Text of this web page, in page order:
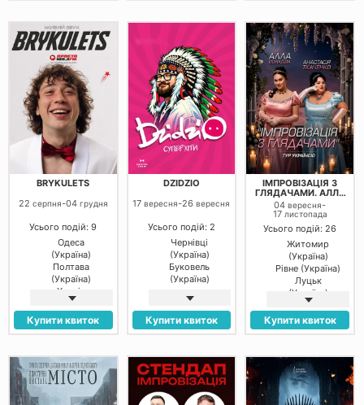
Вінниця
(Україна)
(Україна)
Овідіополь
(Україна)
Білгород-
Дністровський
(Україна)
Ізмаїл
(Україна)
Житомир
(Україна)
Городок
(Україна)
Хорошів
(Україна)
(Україна)
Кривий Ріг
(Україна)
Кропивницький
(Україна)
Миколаїв
(Україна)
Черкаси
(Україна)
Полтава
(Україна)
BRYKULETS
22 серпня-04 грудня
Усього подій: 9
Одеса
(Україна)
Полтава
(Україна)
Харків
(Україна)
Дніпро
(Україна)
(Україна)
Чернівці
Вінниця
Купити квиток
DZIDZIO
17вересня-26вересня
Усього подій: 2
Чернівці
(Україна)
Буковель
(Україна)
Купити квиток
ІМПРОВІЗАЦІЯ З
ГЛЯДАЧАМИ. АЛЛА
ВОЛКОВА ТА
АНАСТАСІЯ
ТКАЧЕНКО
04вересня-
17 листопада
Усього подій: 26
Житомир
(Україна)
Рівне (Україна)
Луцьк
(Україна)
Кременчук
(Україна)
Полтава
(Україна)
Харків
(Україна)
Дніпро
Купити квиток